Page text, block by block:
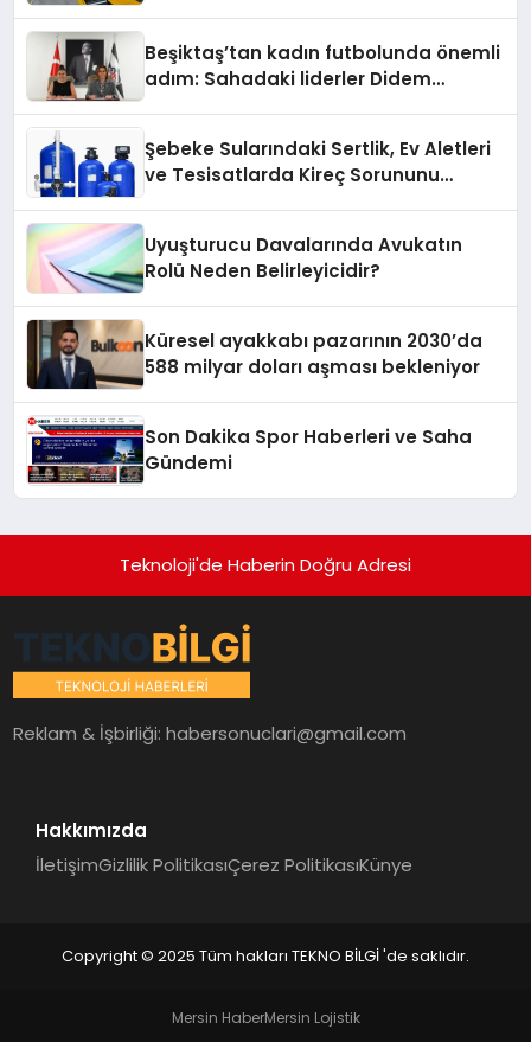
Beşiktaş’tan kadın futbolunda önemli
adım: Sahadaki liderler Didem
Şebeke Sularındaki Sertlik, Ev Aletleri
ve Tesisatlarda Kireç Sorununu
Uyuşturucu Davalarında Avukatın
Rolü Neden Belirleyicidir?
Küresel ayakkabı pazarının 2030’da
588 milyar doları aşması bekleniyor
Son Dakika Spor Haberleri ve Saha
Gündemi
Teknoloji'de Haberin Doğru Adresi
Reklam & İşbirliği:habersonuclari@gmail.com
Hakkımızda
İletişimGizlilik PolitikasıÇerez PolitikasıKünye
Copyright © 2025 Tüm hakları TEKNO BİLGİ 'de saklıdır.
Mersin HaberMersin Lojistik